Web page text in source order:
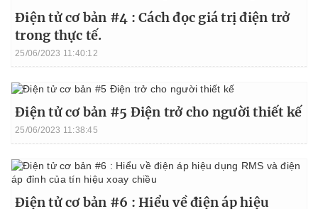
Điện tử cơ bản #4 : Cách đọc giá trị điện trở
trong thực tế.
25/06/2023 11:40:12
Điện tử cơ bản #5 Điện trở cho người thiết kế
25/06/2023 11:38:45
Điện tử cơ bản #6 : Hiểu về điện áp hiệu